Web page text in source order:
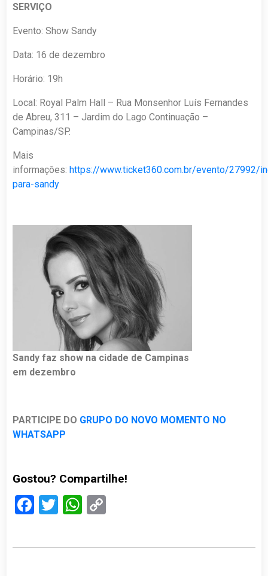
SERVIÇO
Evento: Show Sandy
Data: 16 de dezembro
Horário: 19h
Local: Royal Palm Hall – Rua Monsenhor Luís Fernandes
de Abreu, 311 – Jardim do Lago Continuação –
Campinas/SP.
Mais
informações:https://www.ticket360.com.br/evento/27992/
para-sandy
Sandy faz show na cidade de Campinas
em dezembro
PARTICIPE DO GRUPO DO NOVO MOMENTO NO
WHATSAPP
Gostou? Compartilhe!
Facebook
TwitterWhatsApp